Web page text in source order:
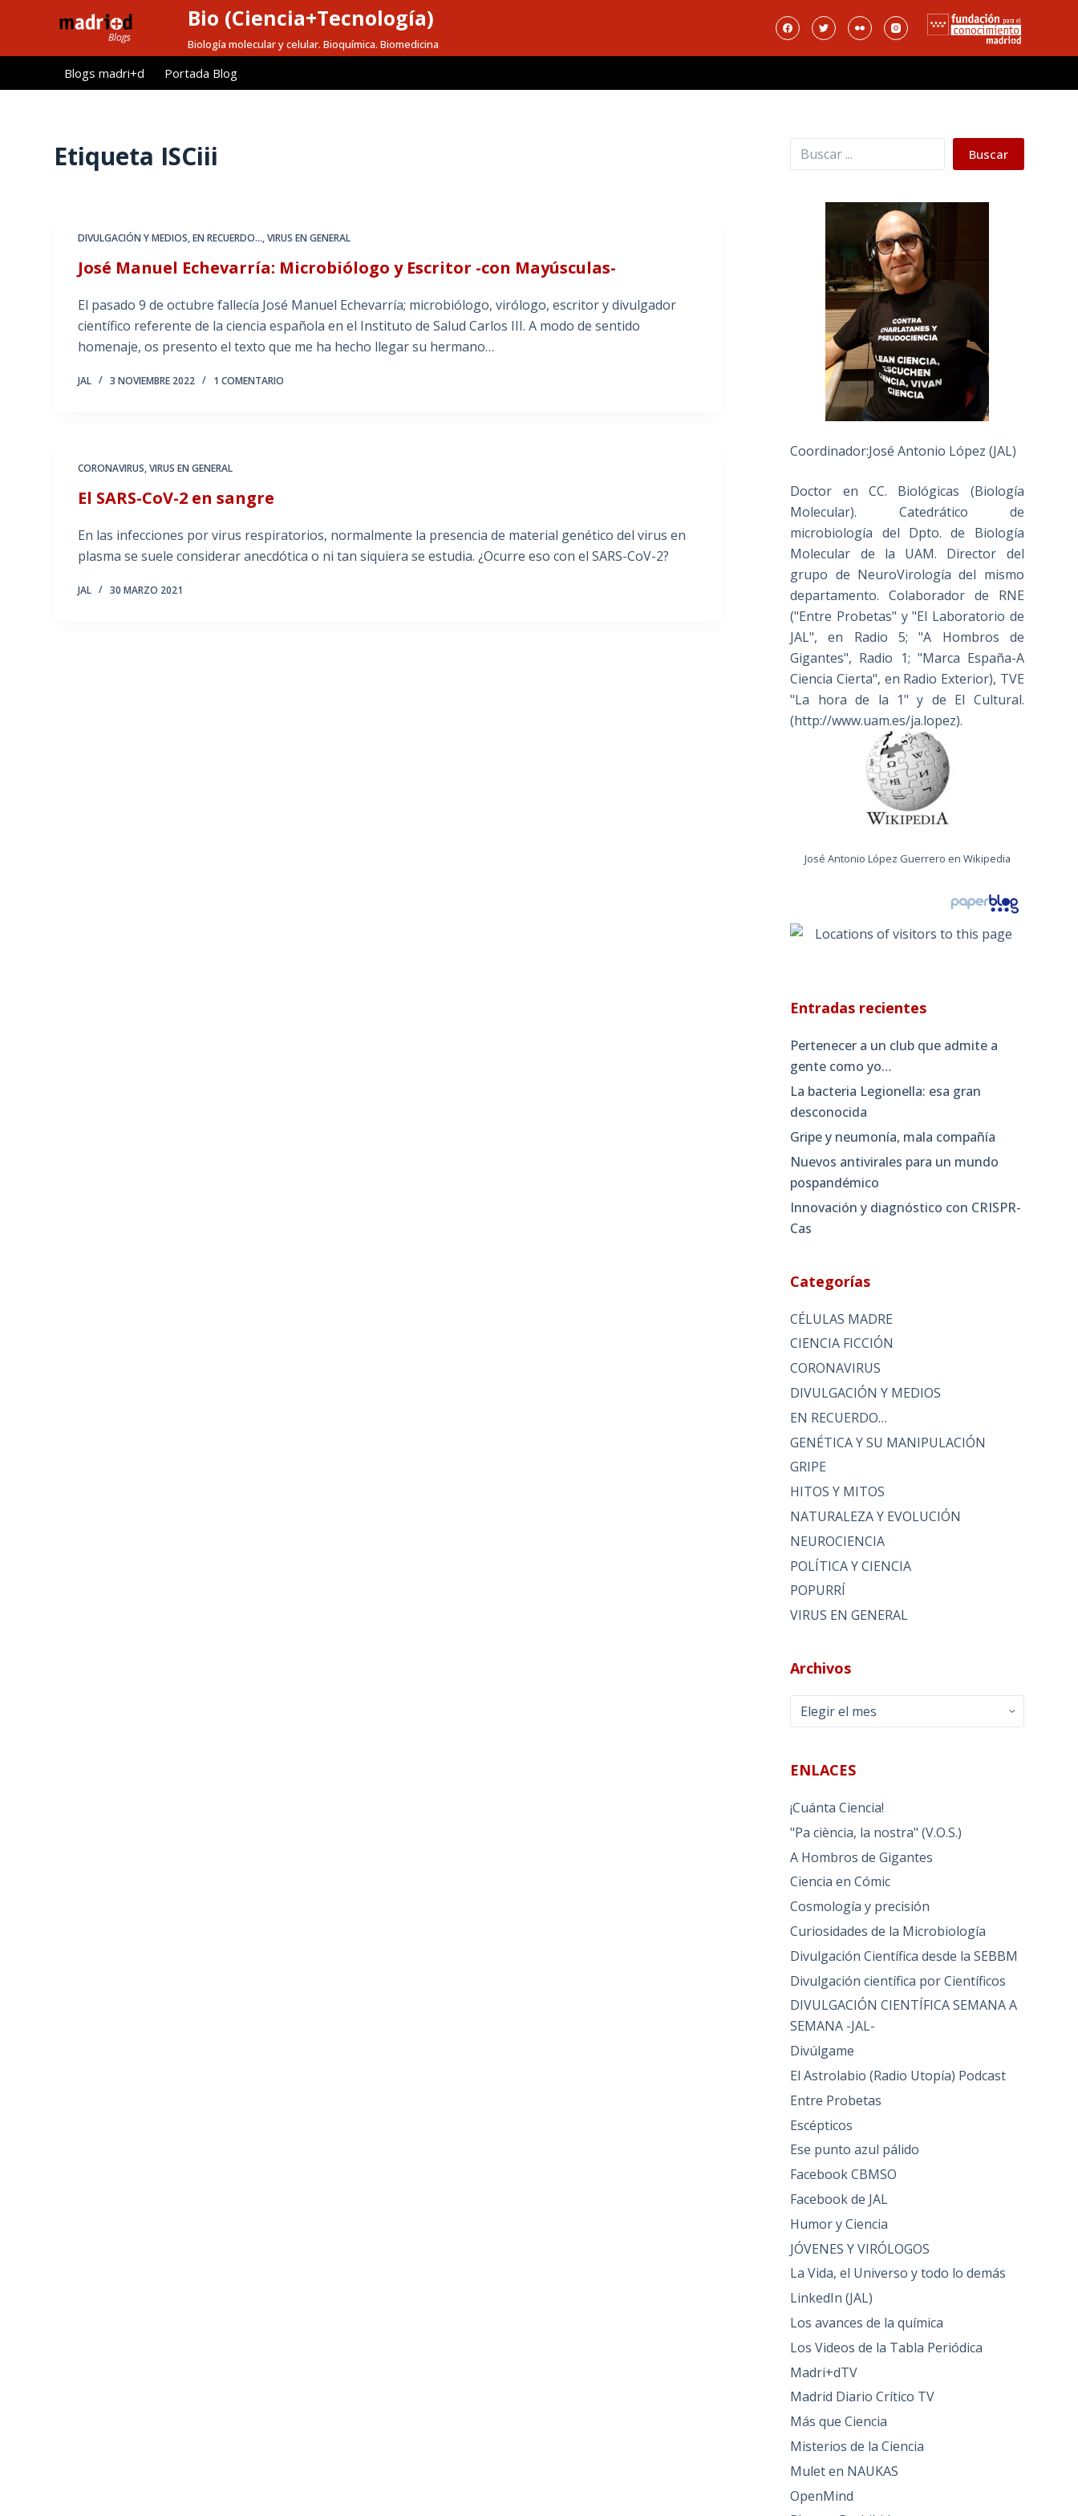
l
Bio (Ciencia+Tecnología)
Biología molecular y celular. Bioquímica. Biomedicina
Blogs madri+d Portada Blog
Etiqueta ISCiii
DIVULGACIÓN Y MEDIOS,EN RECUERDO...,VIRUS EN GENERAL
José Manuel Echevarría: Microbiólogo y Escritor -con Mayúsculas-
El pasado 9 de octubre fallecía José Manuel Echevarría; microbiólogo, virólogo, escritor y divulgador
científico referente de la ciencia española en el Instituto de Salud Carlos III. A modo de sentido
homenaje, os presento el texto que me ha hecho llegar su hermano…
JAL 3 NOVIEMBRE 2022 1 COMENTARIO
CORONAVIRUS,VIRUS EN GENERAL
El SARS-CoV-2 en sangre
En las infecciones por virus respiratorios, normalmente la presencia de material genético del virus en
plasma se suele considerar anecdótica o ni tan siquiera se estudia. ¿Ocurre eso con el SARS-CoV-2?
JAL 30 MARZO 2021
Buscar Buscar
Coordinador:José Antonio López (JAL)
Doctor en CC. Biológicas (Biología
Molecular). Catedrático de
microbiología del Dpto. de Biología
Molecular de la UAM. Director del
grupo de NeuroVirología del mismo
departamento. Colaborador de RNE
("Entre Probetas" y "El Laboratorio de
JAL", en Radio 5; "A Hombros de
Gigantes", Radio 1; "Marca España-A
Ciencia Cierta", en Radio Exterior), TVE
"La hora de la 1" y de El Cultural.
(http://www.uam.es/ja.lopez).
José Antonio López Guerrero en Wikipedia
Entradas recientes
Pertenecer a un club que admite a
gente como yo…
La bacteria Legionella: esa gran
desconocida
Gripe y neumonía, mala compañía
Nuevos antivirales para un mundo
pospandémico
Innovación y diagnóstico con CRISPR-
Cas
Categorías
CÉLULAS MADRE
CIENCIA FICCIÓN
CORONAVIRUS
DIVULGACIÓN Y MEDIOS
EN RECUERDO…
GENÉTICA Y SU MANIPULACIÓN
GRIPE
HITOS Y MITOS
NATURALEZA Y EVOLUCIÓN
NEUROCIENCIA
POLÍTICA Y CIENCIA
POPURRÍ
VIRUS EN GENERAL
Archivos
Archivos
ENLACES
¡Cuánta Ciencia!
"Pa ciència, la nostra" (V.O.S.)
A Hombros de Gigantes
Ciencia en Cómic
Cosmología y precisión
Curiosidades de la Microbiología
Divulgación Científica desde la SEBBM
Divulgación científica por Científicos
DIVULGACIÓN CIENTÍFICA SEMANA A
SEMANA -JAL-
Divúlgame
El Astrolabio (Radio Utopía) Podcast
Entre Probetas
Escépticos
Ese punto azul pálido
Facebook CBMSO
Facebook de JAL
Humor y Ciencia
JÓVENES Y VIRÓLOGOS
La Vida, el Universo y todo lo demás
LinkedIn (JAL)
Los avances de la química
Los Videos de la Tabla Periódica
Madri+dTV
Madrid Diario Crítico TV
Más que Ciencia
Misterios de la Ciencia
Mulet en NAUKAS
OpenMind